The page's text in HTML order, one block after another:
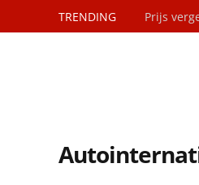
TRENDING Prijs